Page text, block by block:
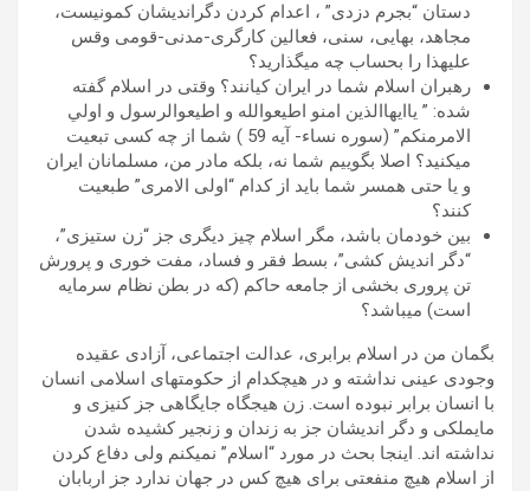
دستان “بجرم دزدی” ، اعدام کردن دگراندیشان کمونیست،
مجاهد، بهایی، سنی، فعالین کارگری-مدنی-قومی وقس
علیهذا را بحساب چه میگذارید؟
رهبران اسلام شما در ایران کیانند؟ وقتی در اسلام گفته
شده: ” ياايهاالذين امنو اطيعوالله و اطيعوالرسول و اولي
الامرمنكم” (سوره نساء- آیه 59 ) شما از چه کسی تبعیت
میکنید؟ اصلا بگوییم شما نه، بلکه مادر من، مسلمانان ایران
و یا حتی همسر شما باید از کدام “اولی الامری” طبعیت
کنند؟
بین خودمان باشد، مگر اسلام چیز دیگری جز “زن ستیزی”،
“دگر اندیش کشی”، بسط فقر و فساد، مفت خوری و پرورش
تن پروری بخشی از جامعه حاکم (که در بطن نظام سرمایه
است) میباشد؟
بگمان من در اسلام برابری، عدالت اجتماعی، آزادی عقیده
وجودی عینی نداشته و در هیچکدام از حکومتهای اسلامی انسان
با انسان برابر نبوده است. زن هیجگاه جایگاهی جز کنیزی و
مایملکی و دگر اندیشان جز به زندان و زنجیر کشیده شدن
نداشته اند. اینجا بحث در مورد “اسلام” نمیکنم ولی دفاع کردن
از اسلام هیچ منفعتی برای هیچ کس در جهان ندارد جز اربابان